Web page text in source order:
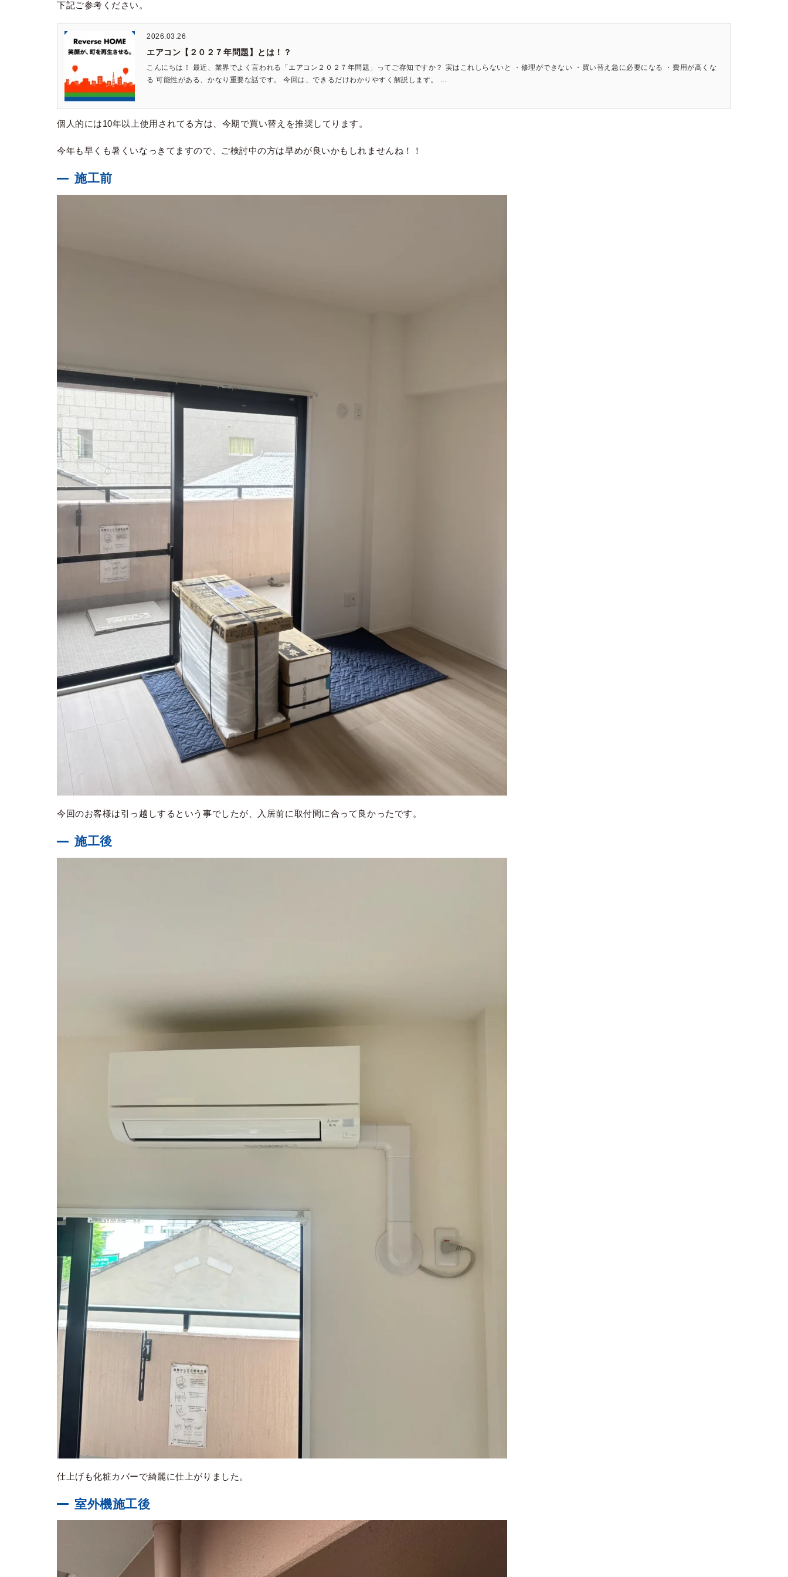
下記ご参考ください。
2026.03.26
エアコン【２０２７年問題】とは！？
こんにちは！ 最近、業界でよく言われる「エアコン２０２７年問題」ってご存知ですか？ 実はこれしらないと ・修理ができない ・買い替え急に必要になる ・費用が高くな
る 可能性がある、かなり重要な話です。 今回は、できるだけわかりやすく解説します。 ...
個人的には10年以上使用されてる方は、今期で買い替えを推奨してります。
今年も早くも暑くいなっきてますので、ご検討中の方は早めが良いかもしれませんね！！
施工前
今回のお客様は引っ越しするという事でしたが、入居前に取付間に合って良かったです。
施工後
仕上げも化粧カバーで綺麗に仕上がりました。
室外機施工後